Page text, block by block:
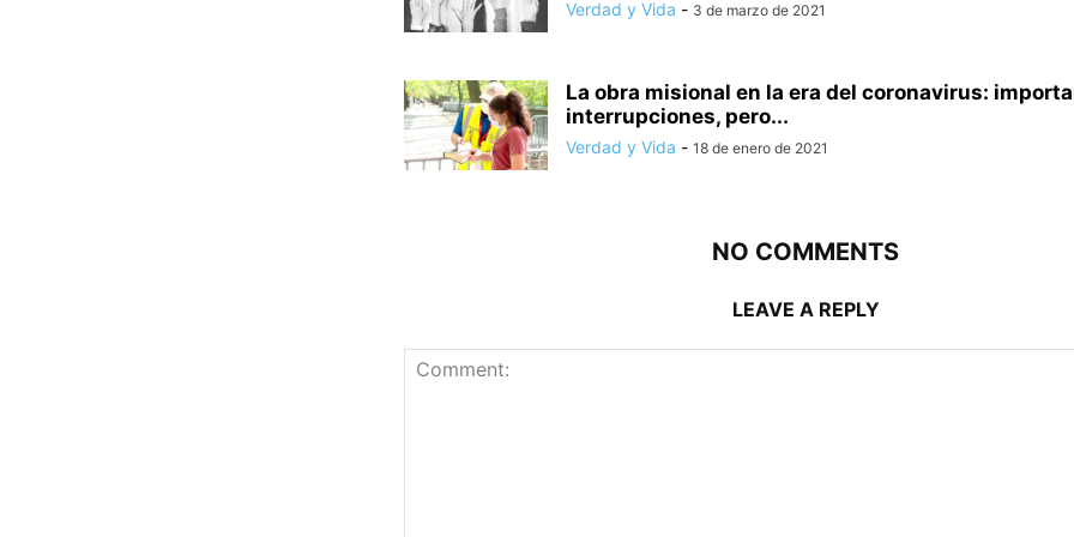
Verdad y Vida - 3 de marzo de 2021
La obra misional en la era del coronavirus:
interrupciones, pero...
Verdad y Vida - 18 de enero de 2021
NO COMMENTS
LEAVE A REPLY